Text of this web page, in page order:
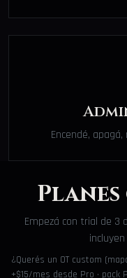
Encendé,
Empezá con trial de 3
¿Querés un OT custom
+$15/mes desde Pro · pack